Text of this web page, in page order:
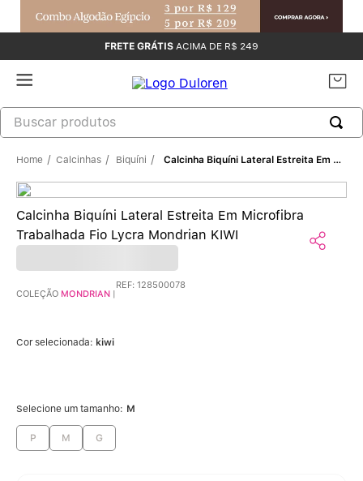
FRETE GRÁTIS ACIMA DE R$ 249
Calcinhas Biquíni Calcinha Biquíni Lateral Estreita Em Microfibra Trabalhada Fio Lycra Mondrian KIWI
Calcinha Biquíni Lateral Estreita Em Microfibra
Trabalhada Fio Lycra Mondrian KIWI
COLEÇÃO MONDRIAN |
REF: 128500078
Cor selecionada: kiwi
Selecione um tamanho: M
P M G